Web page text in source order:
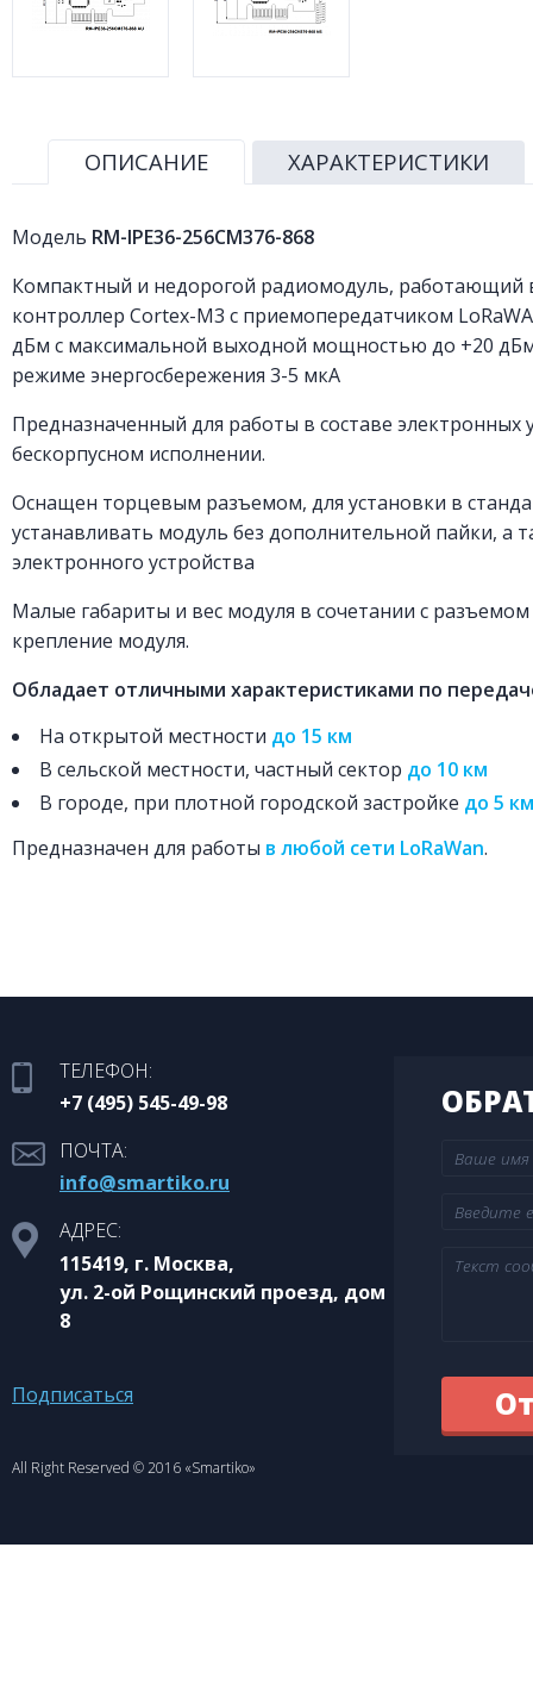
ОПИСАНИЕ ХАРАКТЕРИСТИКИ
Модель RM-IPE36-256CM376-868
Компактный и недорогой радиомодуль,
контроллер Cortex-M3 с приемопередатчиком
дБм с максимальной выходной мощностью до +20
режиме энергосбережения 3-5 мкА
Предназначенный для работы в составе электронных
бескорпусном исполнении.
Оснащен торцевым разъемом, для установки в
устанавливать модуль без дополнительной пайки,
электронного устройства
Малые габариты и вес модуля в сочетании с
крепление модуля.
Обладает отличными характеристиками по
На открытой местности до 15 км
В сельской местности, частный сектор до 10 км
В городе, при плотной городской застройке до 5 км
Предназначен для работы в любой сети LoRaWan.
ТЕЛЕФОН:
+7 (495) 545-49-98
ПОЧТА:
info@smartiko.ru
АДРЕС:
115419, г. Москва,
ул. 2-ой Рощинский проезд, дом
8
Подписаться
All Right Reserved © 2016 «Smartiko»